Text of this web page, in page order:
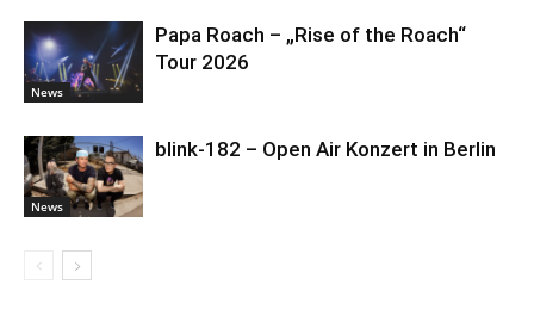
News
Papa Roach – „Rise of the Roach“
Tour 2026
News
blink-182 – Open Air Konzert in Berlin